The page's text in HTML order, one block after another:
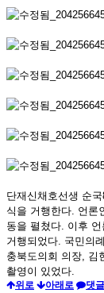
단재신채호선생 순
식을 거행한다. 언론
동을 펼쳤다. 이후
거행되었다. 국민의
충북도의회 의장, 김
촬영이 있었다.
위로 아래로 댓